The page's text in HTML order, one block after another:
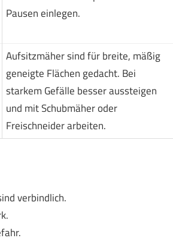
Pausen einlegen.
Aufsitzmäher sind für breite, mäßig
geneigte Flächen gedacht. Bei
starkem Gefälle besser aussteigen
und mit Schubmäher oder
Freischneider arbeiten.
verbindlich.